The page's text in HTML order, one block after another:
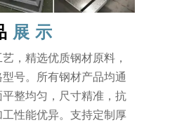
展示
，精选优质钢材原料，
号。所有钢材产品均通
整均匀，尺寸精准，抗
性能优异。支持定制厚